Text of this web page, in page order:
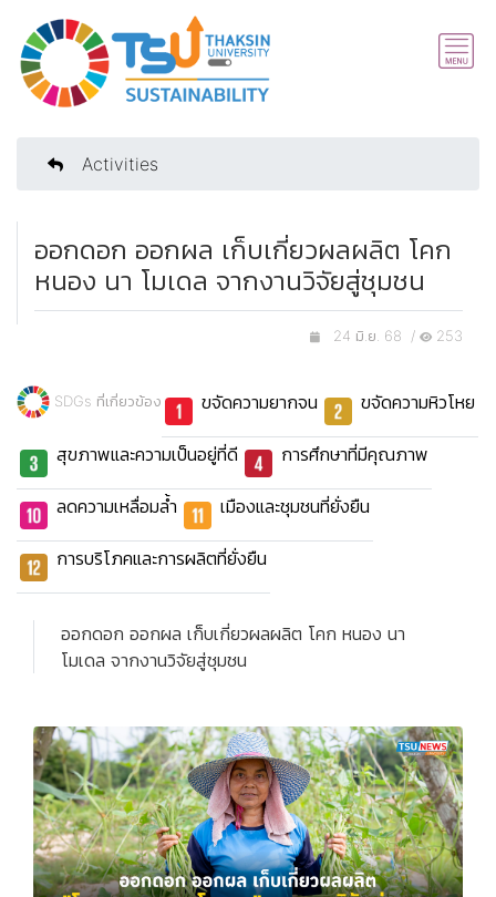
Activities
ออกดอก ออกผล เก็บเกี่ยวผลผลิต โคก
หนอง นา โมเดล จากงานวิจัยสู่ชุมชน
24 มิ.ย. 68 / 253
SDGs ที่เกี่ยวข้อง ขจัดความยากจน ขจัดความหิวโหย
สุขภาพและความเป็นอยู่ที่ดี การศึกษาที่มีคุณภาพ
ลดความเหลื่อมล้ำ เมืองและชุมชนที่ยั่งยืน
การบริโภคและการผลิตที่ยั่งยืน
ออกดอก ออกผล เก็บเกี่ยวผลผลิต โคก หนอง นา
โมเดล จากงานวิจัยสู่ชุมชน